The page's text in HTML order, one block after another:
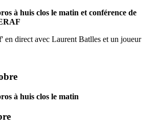
à huis clos le matin et conférence de
en direct avec Laurent Batlles et un joueur
à huis clos le matin